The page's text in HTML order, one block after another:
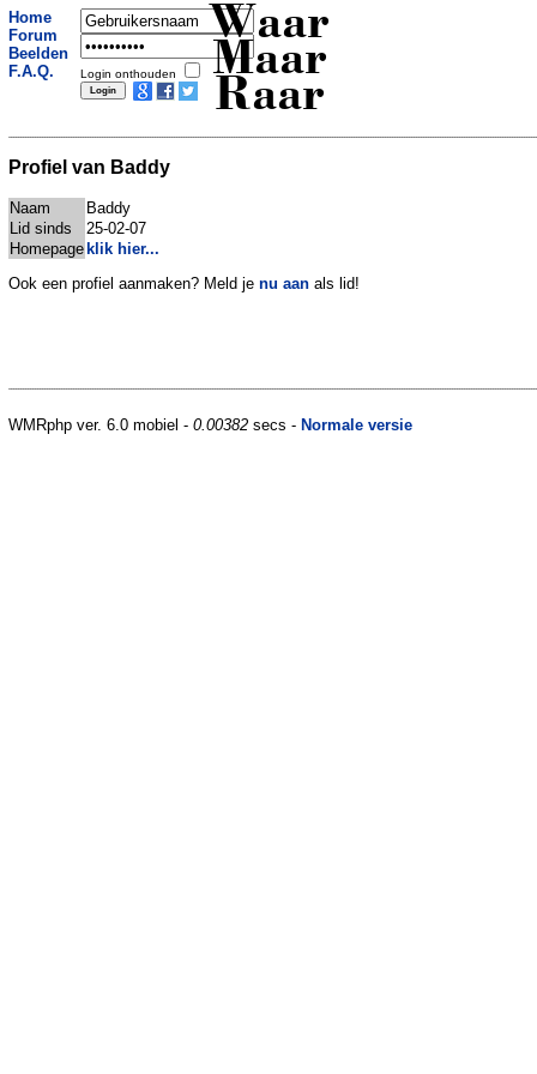
Home
Forum
Beelden
F.A.Q.
Login onthouden
Waar
Maar
Raar
Profiel van Baddy
Naam
Baddy
Lid sinds
25-02-07
Homepageklik hier...
Ook een profiel aanmaken? Meld je nu aan als lid!
WMRphp ver. 6.0 mobiel - 0.00382 secs - Normale versie